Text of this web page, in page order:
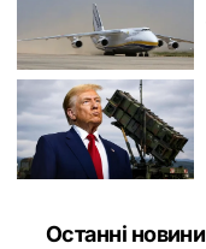
Останні новини